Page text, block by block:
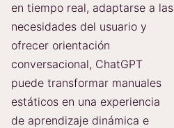
en tiempo real, adaptarse a las
necesidades del usuario y
ofrecer orientación
conversacional, ChatGPT
puede transformar manuales
estáticos en una experiencia
de aprendizaje dinámica e